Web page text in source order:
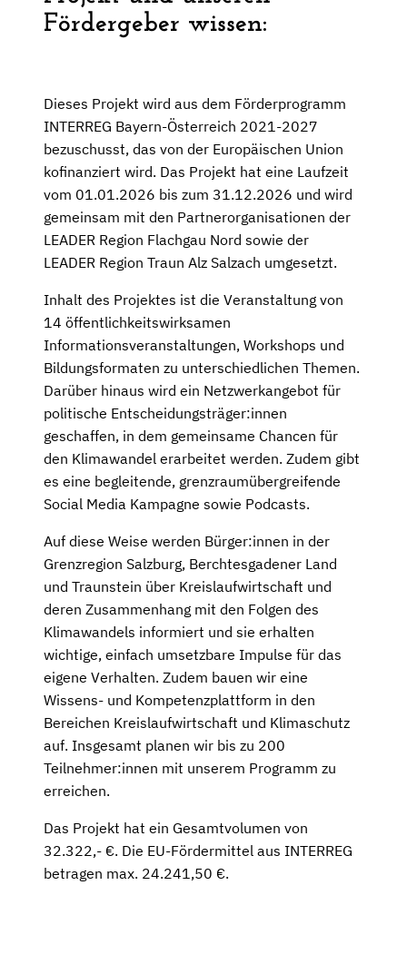
Fördergeber wissen:
Dieses Projekt wird aus dem Förderprogramm
INTERREG Bayern-Österreich 2021-2027
bezuschusst, das von der Europäischen Union
kofinanziert wird. Das Projekt hat eine Laufzeit
vom 01.01.2026 bis zum 31.12.2026 und wird
gemeinsam mit den Partnerorganisationen der
LEADER Region Flachgau Nord sowie der
LEADER Region Traun Alz Salzach umgesetzt.
Inhalt des Projektes ist die Veranstaltung von
14 öffentlichkeitswirksamen
Informationsveranstaltungen, Workshops und
Bildungsformaten zu unterschiedlichen Themen.
Darüber hinaus wird ein Netzwerkangebot für
politische Entscheidungsträger:innen
geschaffen, in dem gemeinsame Chancen für
den Klimawandel erarbeitet werden. Zudem gibt
es eine begleitende, grenzraumübergreifende
Social Media Kampagne sowie Podcasts.
Auf diese Weise werden Bürger:innen in der
Grenzregion Salzburg, Berchtesgadener Land
und Traunstein über Kreislaufwirtschaft und
deren Zusammenhang mit den Folgen des
Klimawandels informiert und sie erhalten
wichtige, einfach umsetzbare Impulse für das
eigene Verhalten. Zudem bauen wir eine
Wissens- und Kompetenzplattform in den
Bereichen Kreislaufwirtschaft und Klimaschutz
auf. Insgesamt planen wir bis zu 200
Teilnehmer:innen mit unserem Programm zu
erreichen.
Das Projekt hat ein Gesamtvolumen von
32.322,- €. Die EU-Fördermittel aus INTERREG
betragen max. 24.241,50 €.